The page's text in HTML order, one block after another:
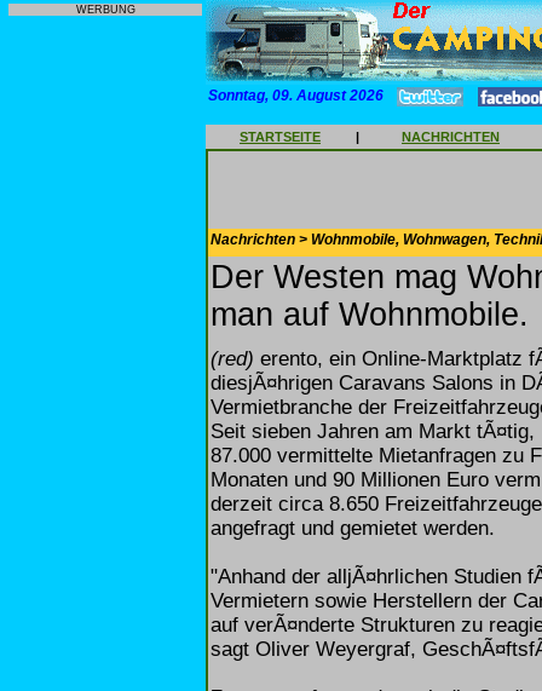
WERBUNG
Sonntag, 09. August 2026
STARTSEITE | NACHRICHTEN
Nachrichten > Wohnmobile, Wohnwagen,
Der Westen mag
man auf Wohnmobile.
(red) erento, ein Online-Marktplatz
diesjÃ¤hrigen Caravans Salons in
Vermietbranche der
Seit sieben Jahren am Markt
87.000 vermittelte Mietanfragen zu
Monaten und 90 Millionen Euro
derzeit circa 8.650
angefragt und gemietet werden.
"Anhand der alljÃ¤hrlichen Studien
Vermietern sowie Herstellern der
auf verÃ¤nderte Strukturen zu
sagt Oliver Weyergraf,